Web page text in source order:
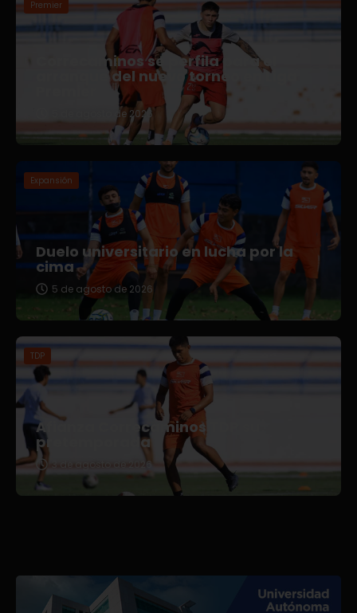
Premier
Correcaminos se perfila para el
arranque del nuevo torneo en Liga
5 de agosto de 2026
Expansión
Duelo universitario en lucha por la
cima
5 de agosto de 2026
TDP
Afianza Correcaminos TDP su
pretemporada
3 de agosto de 2026